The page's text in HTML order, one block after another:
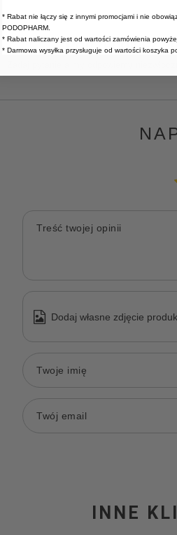
Potrzebujesz
Treść twojej opinii
Dodaj własne zdjęcie
Twoje imię
Twój email
INNE
* Rabat nie łączy się z innymi promocjami i nie
PODOPHARM.
* Rabat naliczany jest od wartości zamówienia powyżej
* Darmowa wysyłka przysługuje od wartości koszyka